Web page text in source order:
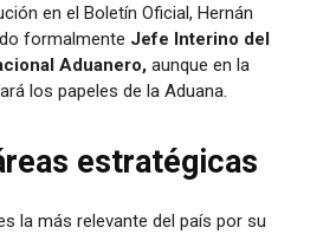
en el Boletín Oficial, Hernán
formalmente Jefe Interino del
Aduanero, aunque en la
los papeles de la Aduana.
estratégicas
la más relevante del país por su